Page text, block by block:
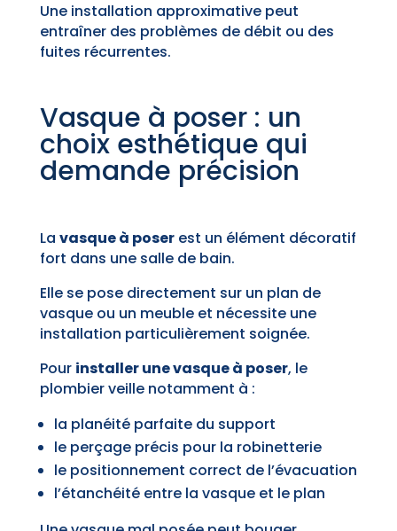
Une installation approximative peut
entraîner des problèmes de débit ou des
fuites récurrentes.
Vasque à poser : un
choix esthétique qui
demande précision
La vasque à poserest un élément décoratif
fort dans une salle de bain.
Elle se pose directement sur un plan de
vasque ou un meuble et nécessite une
installation particulièrement soignée.
Pour installer une vasque à poser, le
plombier veille notamment à :
la planéité parfaite du support
le perçage précis pour la robinetterie
le positionnement correct de l’évacuation
l’étanchéité entre la vasque et le plan